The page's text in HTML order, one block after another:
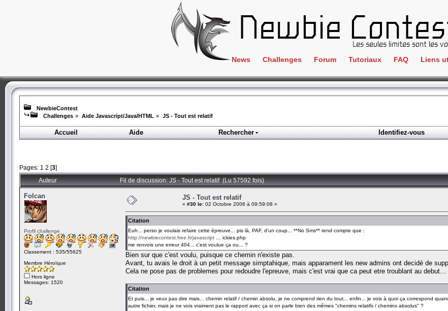
News Challenges
Crackme
ClientSide
Forensics
Programmation
Wargame
Tous les challenges
Forum Tutoriaux FAQ Liens
IRC
NewbieContest
Challenges » Aide Javascript/Java/HTML » JS - Tout est relatif
Accueil
Aide Rechercher Identifiez-vous
Pages: 1 2 [3]
Auteur Fil de discussion: JS - Tout est relatif (Lu 57592 fois)
Folcan
Profil challenge
Classement : 535/55625
Membre Héroïque
Hors ligne
Messages: 1520
JS - Tout est relatif
« #30 le: 02 Octobre 2006 à 09:59:08 »
Citation
Euh... perso je voulais refaire cette épreuve... pis là, PAF, d'un coup... **No Sms** rend compte que :
http://newbiecontest.free.fr/javascript … ickies.php
me renvois une erreur 404... c'est voulue ça ou... ?
Bien sur que c'est voulu, puisque ce chemin n'existe pas.
Avant, tu avais le droit à un petit message simptahique, mais apparament les new admins ont decidé de
Cela ne pose pas de problemes pour redoudre l'epreuve, mais c'est vrai que ca peut etre troublant au debut...
Citation
Et puis... je veux pas dire mais... chemin relatif / chemin absolu, je ne comprend rien du tout... enfin... je vois à quoi ça correspond
autre fichier, mais je ne vois vraiment pas le rapport avec ça si on parle bien des mêmes "chemins relatifs / chemins absolus" ?